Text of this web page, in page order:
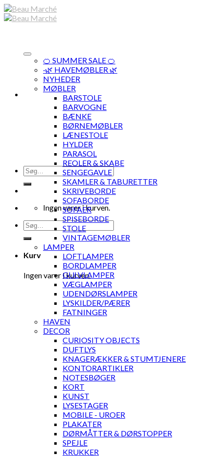
Skip
to
Søg
efter:
Ingen varer i kurven.
Søg
efter:
Kurv
Ingen varer i kurven.
🍊 SUMMER SALE 🍊
·🌿 HAVEMØBLER 🌿
NYHEDER
MØBLER
BARSTOLE
BARVOGNE
BÆNKE
BØRNEMØBLER
LÆNESTOLE
HYLDER
PARASOL
REOLER & SKABE
SENGEGAVLE
SKAMLER & TABURETTER
SKRIVEBORDE
SOFABORDE
SOFAER
SPISEBORDE
STOLE
VINTAGEMØBLER
LAMPER
LOFTLAMPER
BORDLAMPER
GULVLAMPER
VÆGLAMPER
UDENDØRSLAMPER
LYSKILDER/PÆRER
FATNINGER
HAVEN
DECOR
CURIOSITY OBJECTS
DUFTLYS
KNAGERÆKKER & STUMTJENERE
KONTORARTIKLER
NOTESBØGER
KORT
KUNST
LYSESTAGER
MOBILE - UROER
PLAKATER
DØRMÅTTER & DØRSTOPPER
SPEJLE
KRUKKER